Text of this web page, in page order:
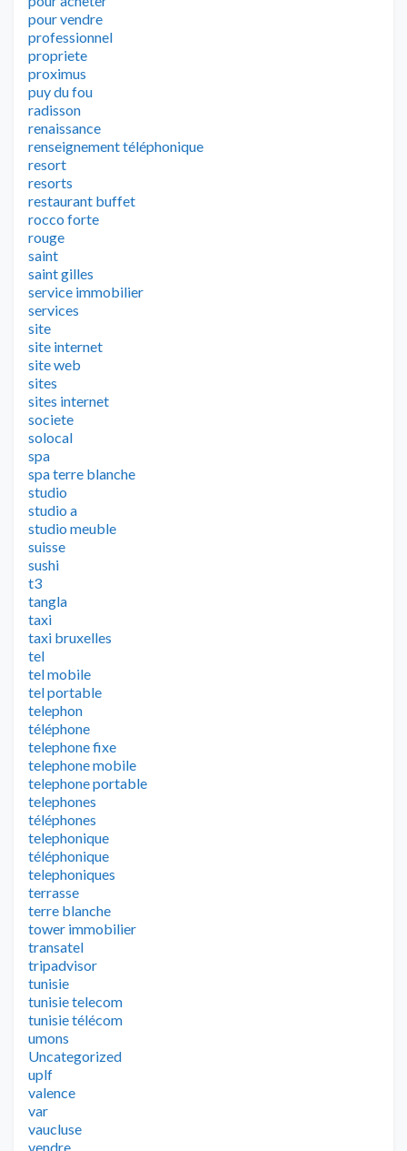
pour vendre
professionnel
propriete
proximus
puy du fou
radisson
renaissance
renseignement téléphonique
resort
resorts
restaurant buffet
rocco forte
rouge
saint
saint gilles
service immobilier
services
site
site internet
site web
sites
sites internet
societe
solocal
spa
spa terre blanche
studio
studio a
studio meuble
suisse
sushi
t3
tangla
taxi
taxi bruxelles
tel
tel mobile
tel portable
telephon
téléphone
telephone fixe
telephone mobile
telephone portable
telephones
téléphones
telephonique
téléphonique
telephoniques
terrasse
terre blanche
tower immobilier
transatel
tripadvisor
tunisie
tunisie telecom
tunisie télécom
umons
Uncategorized
uplf
valence
var
vaucluse
vendre